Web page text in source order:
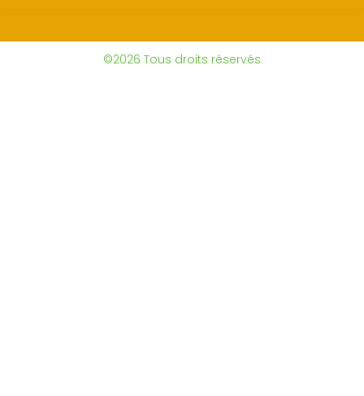
©2026 Tous droits réservés